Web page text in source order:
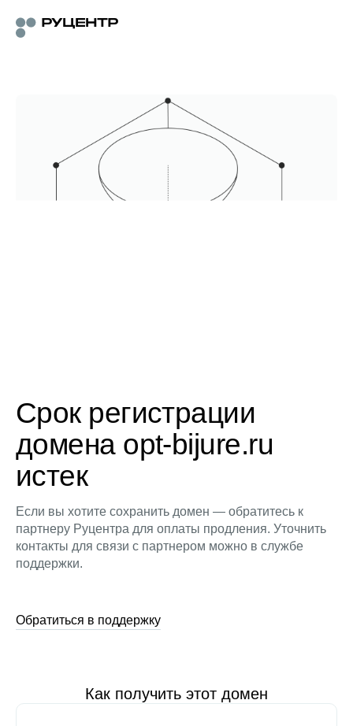
Срок регистрации
домена opt-bijure.ru
истек
Если вы хотите сохранить домен — обратитесь к
партнеру Руцентра для оплаты продления. Уточнить
контакты для связи с партнером можно в службе
поддержки.
Обратиться в поддержку
Как получить этот домен